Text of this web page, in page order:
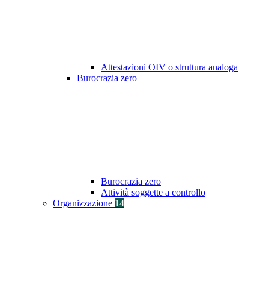
Attestazioni OIV o struttura analoga
Burocrazia zero
Burocrazia zero
Attività soggette a controllo
Organizzazione 14